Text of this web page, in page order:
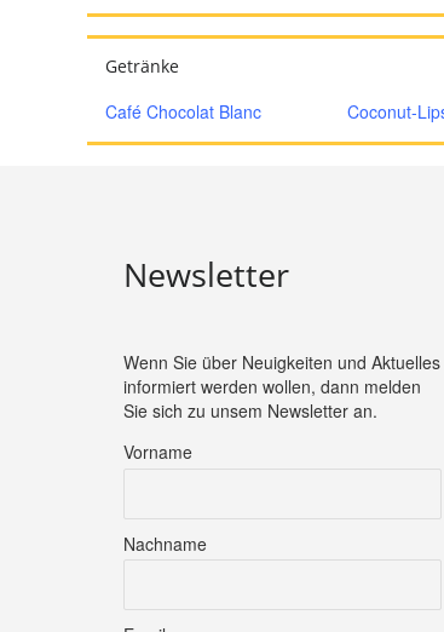
Getränke
Café Chocolat Blanc Coconut-
Newsletter
Wenn Sie über Neuigkeiten und Aktuelles
informiert werden wollen, dann melden
Sie sich zu unsem Newsletter an.
Vorname
Nachname